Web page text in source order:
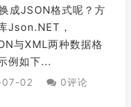
成JSON格式呢？方
Json.NET，
与XML两种数据格
例如下...
07-02
0评论